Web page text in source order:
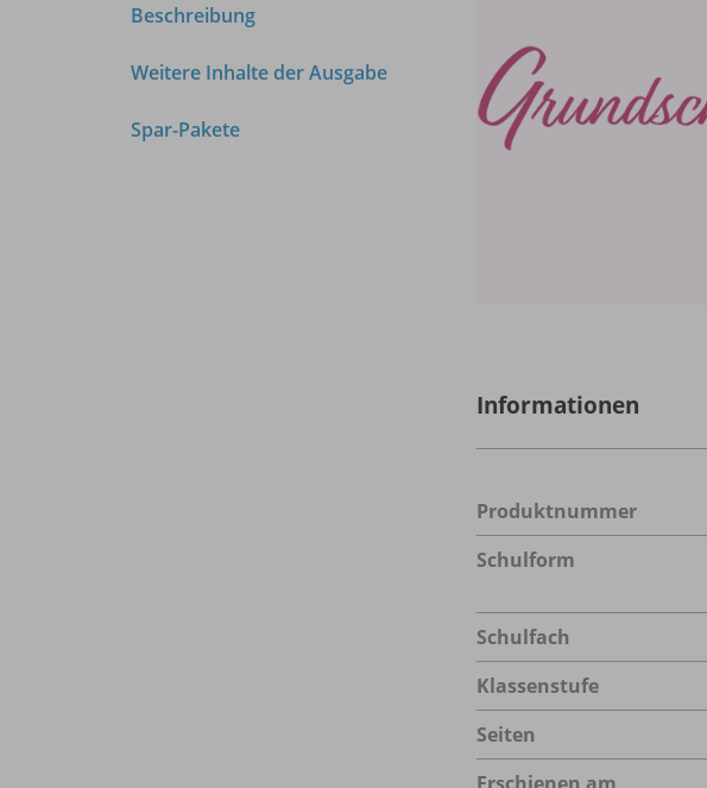
Beschreibung
Weitere Inhalte der Ausgabe
Spar-Pakete
Informationen
Produktnummer
Schulform
Schulfach
Klassenstufe
Seiten